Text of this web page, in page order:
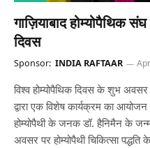
गाज़ियाबाद होम्योपैथिक
दिवस
Sponsor: INDIA RAFTAAR
विश्व होम्योपैथिक दिवस के शुभ अवसर
द्वारा एक विशेष कार्यक्रम का
होम्योपैथी के जनक डॉ. हैनिमैन के
अवसर पर होम्योपैथी चिकित्सा